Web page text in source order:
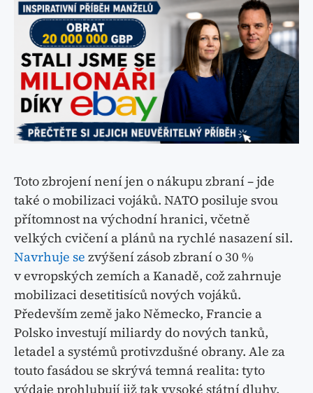
Toto zbrojení není jen o nákupu zbraní – jde
také o mobilizaci vojáků. NATO posiluje svou
přítomnost na východní hranici, včetně
velkých cvičení a plánů na rychlé nasazení sil.
Navrhuje se zvýšení zásob zbraní o 30 %
v evropských zemích a Kanadě, což zahrnuje
mobilizaci desetitisíců nových vojáků.
Především země jako Německo, Francie a
Polsko investují miliardy do nových tanků,
letadel a systémů protivzdušné obrany. Ale za
touto fasádou se skrývá temná realita: tyto
výdaje prohlubují již tak vysoké státní dluhy.